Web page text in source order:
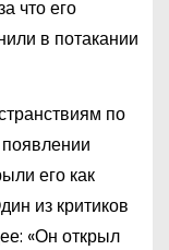
что его
в потакании
по
его как
из критиков
«Он открыл